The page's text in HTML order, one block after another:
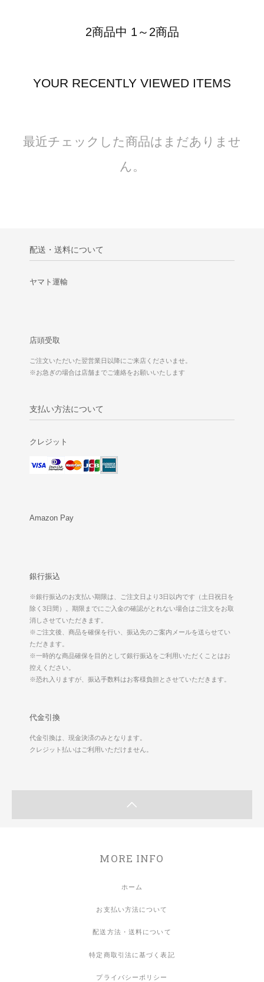
2商品中 1～2商品
YOUR RECENTLY VIEWED ITEMS
最近チェックした商品はまだありませ
ん。
配送・送料について
ヤマト運輸
店頭受取
ご注文いただいた翌営業日以降にご来店くださいませ。
※お急ぎの場合は店舗までご連絡をお願いいたします
支払い方法について
クレジット
Amazon Pay
銀行振込
※銀行振込のお支払い期限は、ご注文日より3日以内です（土日祝日を
除く3日間）。期限までにご入金の確認がとれない場合はご注文をお取
消しさせていただきます。
※ご注文後、商品を確保を行い、振込先のご案内メールを送らせてい
ただきます。
※一時的な商品確保を目的として銀行振込をご利用いただくことはお
控えください。
※恐れ入りますが、振込手数料はお客様負担とさせていただきます。
代金引換
代金引換は、現金決済のみとなります。
クレジット払いはご利用いただけません。
MORE INFO
ホーム
お支払い方法について
配送方法・送料について
特定商取引法に基づく表記
プライバシーポリシー